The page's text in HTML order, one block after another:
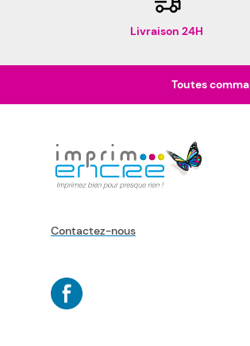
Livraison 24H
Toutes
Contactez-nous